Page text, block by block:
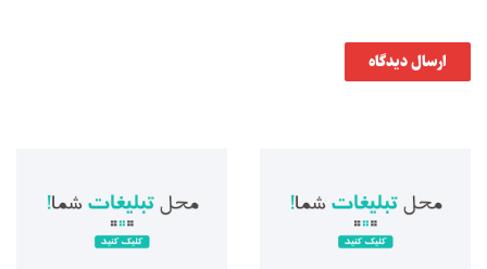
ارسال دیدگاه